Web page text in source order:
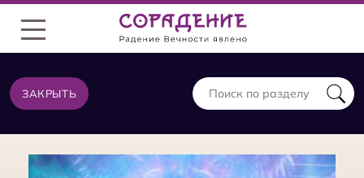
Меню
ЗАКРЫТЬ
СОСТОЯНИЯ ИЗ ТОЙ ЖЕ КАТЕГОРИИ